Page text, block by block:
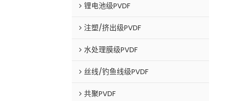
锂电池级PVDF
注塑/挤出级PVDF
水处理膜级PVDF
丝线/钓鱼线级PVDF
共聚PVDF